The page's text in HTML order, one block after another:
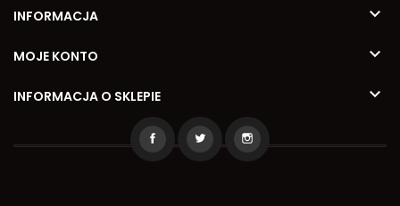
INFORMACJA 
MOJE KONTO 
INFORMACJA O SKLEPIE 